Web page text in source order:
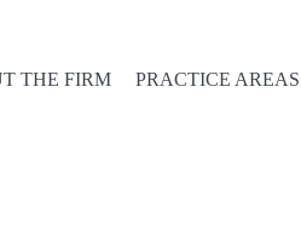
THE FIRM PRACTICE AREAS